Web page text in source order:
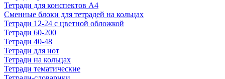
Тетради для конспектов А4
Сменные блоки для тетрадей на кольцах
Тетради 12-24 с цветной обложкой
Тетради 60-200
Тетради 40-48
Тетради для нот
Тетради на кольцах
Тетради тематические